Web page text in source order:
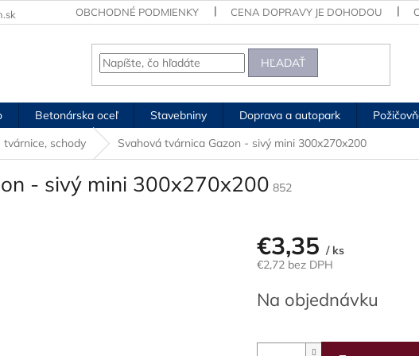
OBCHODNÉ PODMIENKY CENA DOPRAVY JE DOHODOU
HĽADAŤ
Betonárska oceľ Stavebniny Doprava a autopark
tvárnice, schody Svahová tvárnica Gazon - sivý mini 300x270x200
- sivý mini 300x270x200 852
€3,35 / ks
€2,72 bez DPH
cena:
Na objednávku